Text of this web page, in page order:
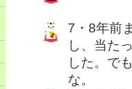
7・8年前
し、当た
した。で
な。